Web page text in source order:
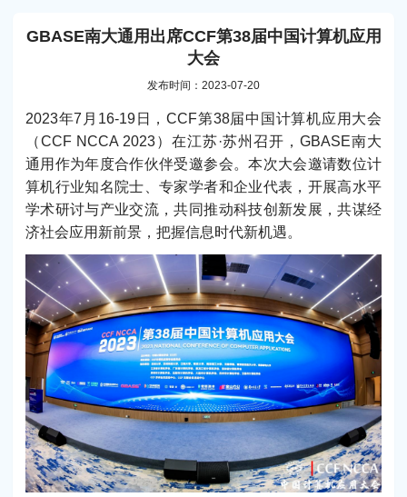
GBASE南大通用出席CCF第38届中国计算机应用
大会
发布时间：2023-07-20
2023年7月16-19日，CCF第38届中国计算机应用大会
（CCF NCCA 2023）在江苏·苏州召开，GBASE南大
通用作为年度合作伙伴受邀参会。本次大会邀请数位计
算机行业知名院士、专家学者和企业代表，开展高水平
学术研讨与产业交流，共同推动科技创新发展，共谋经
济社会应用新前景，把握信息时代新机遇。